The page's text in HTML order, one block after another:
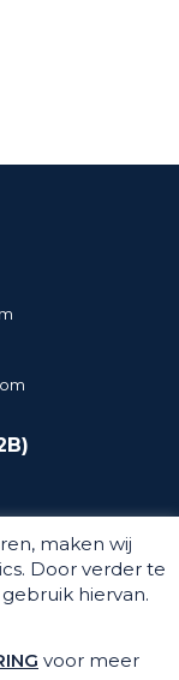
maken wij
Door verder te
hiervan.
voor meer